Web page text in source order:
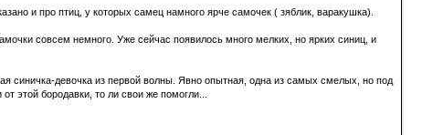
и про птиц, у которых самец намного ярче самочек ( зяблик, варакушка).
совсем немного. Уже сейчас появилось много мелких, но ярких синиц, и
синичка-девочка из первой волны. Явно опытная, одна из самых смелых, но под
этой бородавки, то ли свои же помогли...